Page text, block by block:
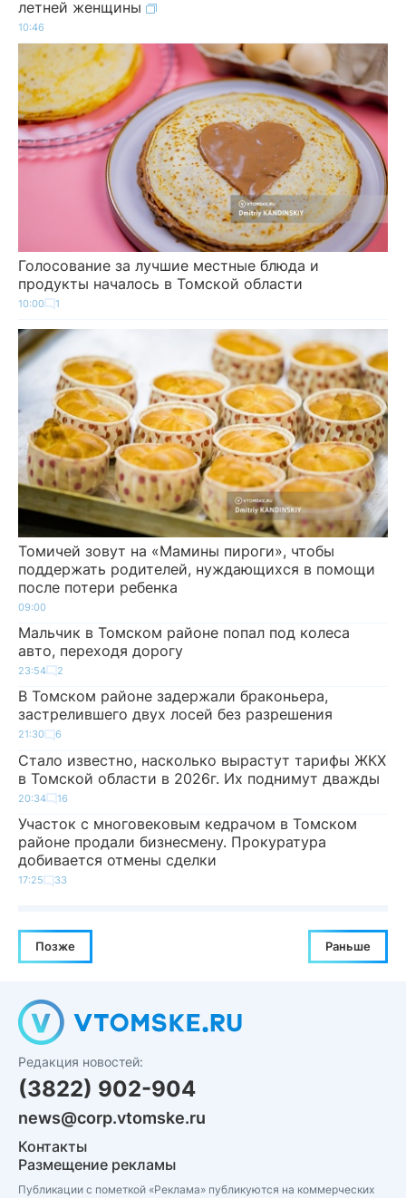
летней женщины
10:46
Голосование за лучшие местные блюда и
продукты началось в Томской области
10:00 1
Томичей зовут на «Мамины пироги», чтобы
поддержать родителей, нуждающихся в помощи
после потери ребенка
09:00
Мальчик в Томском районе попал под колеса
авто, переходя дорогу
23:54 2
В Томском районе задержали браконьера,
застрелившего двух лосей без разрешения
21:30 6
Стало известно, насколько вырастут тарифы ЖКХ
в Томской области в 2026г. Их поднимут дважды
20:34 16
Участок с многовековым кедрачом в Томском
районе продали бизнесмену. Прокуратура
добивается отмены сделки
17:25 33
Позже Раньше
Редакция новостей:
(3822) 902-904
news@corp.vtomske.ru
Контакты
Размещение рекламы
Публикации с пометкой «Реклама» публикуются на коммерческих